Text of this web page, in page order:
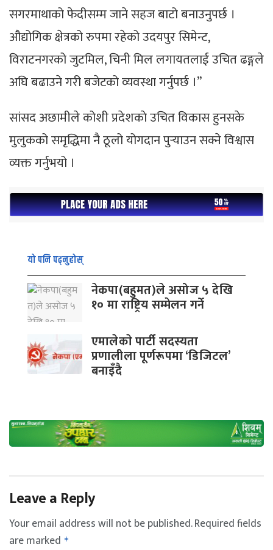
सगरमाथाको फेदीसम्म जाने सहज बाटो बनाउनुपर्छ ।
औद्योगिक क्षेत्रको रुपमा रहेको उदयपुर सिमेन्ट,
विराटनगरको जुटमिल, चिनी मिल लगायतलाई उचित ढङ्गले
अघि बढाउने गरी बजेटको व्यवस्था गर्नुपर्छ ।’’
सांसद अछामीले कोशी प्रदेशकाे उचित विकास हुनसके
मुलुकको समृद्धिमा नै ठूलो योगदान पुर्‍याउन सक्ने विश्वास
व्यक्त गर्नुभयो ।
यो पनि पढ्नुहोस्
नेकपा(बहुमत)ले असोज ५ देखि
१० मा राष्ट्रिय सम्मेलन गर्ने
एमालेकाे पार्टी सदस्यता
प्रणालीला पूर्णरूपमा ‘डिजिटल’
बनाइँदै
Leave a Reply
Your email address will not be published.Required fields
are marked *